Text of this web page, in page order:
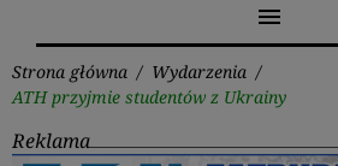
menu
Strona główna / Wydarzenia /
ATH przyjmie studentów z Ukrainy
Reklama